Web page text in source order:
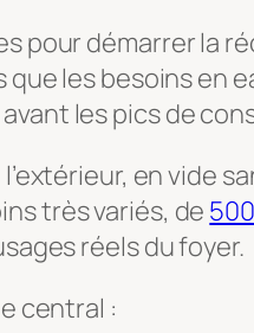
pour démarrer la
les besoins en
les pics de
en vide
très variés, de
réels du foyer.
central :